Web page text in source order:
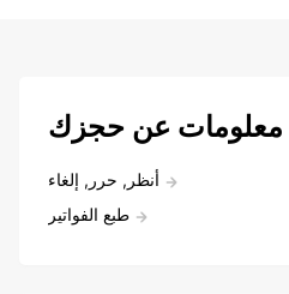
معلومات عن حجزك
أنظر, حرر, إلغاء
طبع الفواتير